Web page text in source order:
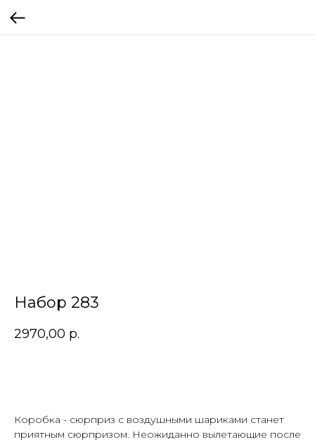
Набор 283
2970,00 р.
Коробка - сюрприз с воздушными шариками станет
приятным сюрпризом. Неожиданно вылетающие после